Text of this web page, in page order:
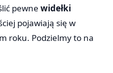
pewne widełki
pojawiają się w
roku. Podzielmy to na